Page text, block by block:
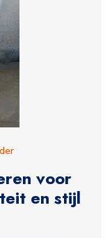
voor
en stijl